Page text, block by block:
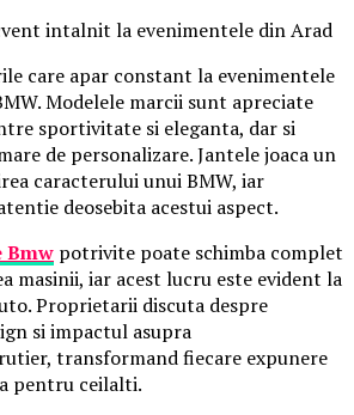
intalnit la evenimentele din Arad
care apar constant la evenimentele
Modelele marcii sunt apreciate
sportivitate si eleganta, dar si
de personalizare. Jantele joaca un
caracterului unui BMW, iar
deosebita acestui aspect.
Bmw potrivite poate schimba complet
masinii, iar acest lucru este evident la
Proprietarii discuta despre
si impactul asupra
transformand fiecare expunere
pentru ceilalti.